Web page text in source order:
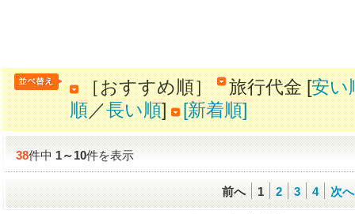
［おすすめ順］ 旅行代金 [安い
順／長い順] [新着順]
38件中1～10件を表示
前へ 1 2 3 4 次へ